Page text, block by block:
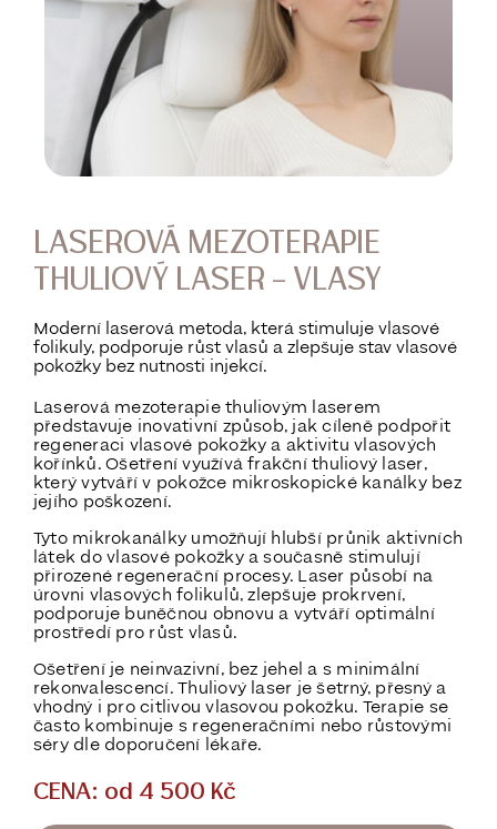
LASEROVÁ MEZOTERAPIE
THULIOVÝ LASER – VLASY
Moderní laserová metoda, která stimuluje vlasové
folikuly, podporuje růst vlasů a zlepšuje stav vlasové
pokožky bez nutnosti injekcí.
Laserová mezoterapie thuliovým laserem
představuje inovativní způsob, jak cíleně podpořit
regeneraci vlasové pokožky a aktivitu vlasových
kořínků. Ošetření využívá frakční thuliový laser,
který vytváří v pokožce mikroskopické kanálky bez
jejího poškození.
Tyto mikrokanálky umožňují hlubší průnik aktivních
látek do vlasové pokožky a současně stimulují
přirozené regenerační procesy. Laser působí na
úrovni vlasových folikulů, zlepšuje prokrvení,
podporuje buněčnou obnovu a vytváří optimální
prostředí pro růst vlasů.
Ošetření je neinvazivní, bez jehel a s minimální
rekonvalescencí. Thuliový laser je šetrný, přesný a
vhodný i pro citlivou vlasovou pokožku. Terapie se
často kombinuje s regeneračními nebo růstovými
séry dle doporučení lékaře.
CENA: od 4 500 Kč